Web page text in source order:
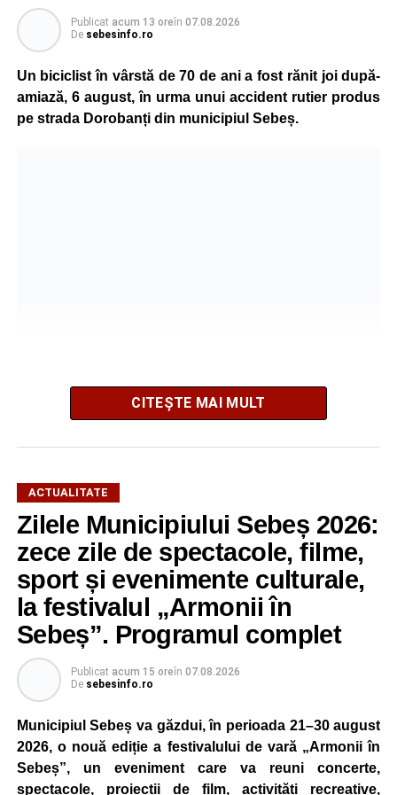
Publicat acum 13 oreîn 07.08.2026
De sebesinfo.ro
Un biciclist în vârstă de 70 de ani a fost rănit joi după-
amiază, 6 august, în urma unui accident rutier produs
pe strada Dorobanți din municipiul Sebeș.
Potrivit informațiilor transmise de polițiști, în jurul orei
În urma impactului, bărbatul a fost proiectat în două
autoturisme parcate regulamentar pe marginea drumului.
Victima a suferit leziuni și a fost transportată la spital
pentru investigații și îngrijiri medicale.
Atât conducătorul auto, cât și biciclistul au fost testați cu
aparatul etilotest, rezultatele fiind negative.
Polițiștii au deschis un dosar penal și continuă cercetările
pentru vătămare corporală din culpă, urmând să
stabilească toate împrejurările în care s-a produs
accidentul.
CITEȘTE MAI MULT
ACTUALITATE
Zilele Municipiului Sebeș 2026:
zece zile de spectacole, filme,
sport și evenimente culturale,
la festivalul „Armonii în
Sebeș”. Programul complet
Publicat acum 15 oreîn 07.08.2026
De sebesinfo.ro
Municipiul Sebeș va găzdui, în perioada 21–30 august
2026, o nouă ediție a festivalului de vară „Armonii în
Sebeș”, un eveniment care va reuni concerte,
spectacole, proiecții de film, activități recreative,